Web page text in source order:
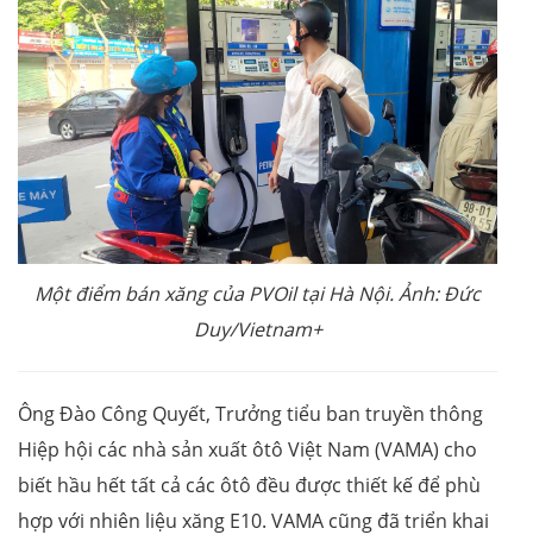
Một điểm bán xăng của PVOil tại Hà Nội. Ảnh: Đức
Duy/Vietnam+
Ông Đào Công Quyết, Trưởng tiểu ban truyền thông
Hiệp hội các nhà sản xuất ôtô Việt Nam (VAMA) cho
biết hầu hết tất cả các ôtô đều được thiết kế để phù
hợp với nhiên liệu xăng E10. VAMA cũng đã triển khai